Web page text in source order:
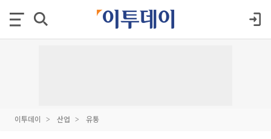
이투데이 산업 유통